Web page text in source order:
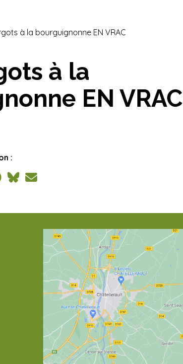
à la bourguignonne EN VRAC
à la
EN VRAC
: